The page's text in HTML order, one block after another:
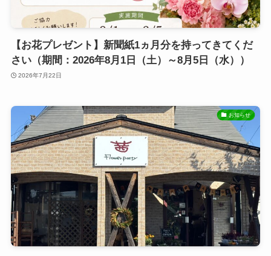
【お花プレゼント】新聞紙1ヵ月分を持ってきてくだ
さい（期間：2026年8月1日（土）～8月5日（水））
2026年7月22日
お知らせ